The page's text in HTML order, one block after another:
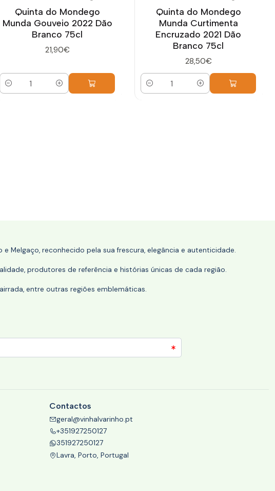
Quinta do Mondego
Munda Gouveio 2022 Dão
Branco 75cl
21,90€
Quantidade
Quinta do Mondego
Munda Curtimenta
Encruzado 2021 Dão
Branco 75cl
28,50€
Quantidade
Melgaço, reconhecido pela sua frescura, elegância e autenticidade.
produtores de referência e histórias únicas de cada região.
entre outras regiões emblemáticas.
Contactos
geral@vinhalvarinho.pt
+351927250127
351927250127
Lavra, Porto, Portugal